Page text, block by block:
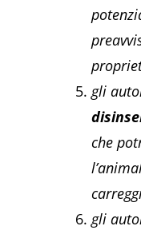
gli
che
gli